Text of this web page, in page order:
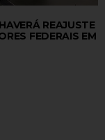
REAJUSTE
FEDERAIS EM